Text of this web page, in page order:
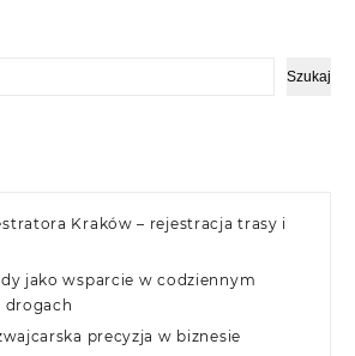
Szukaj
Kraków – rejestracja trasy i
jako wsparcie w codziennym
drogach
precyzja w biznesie